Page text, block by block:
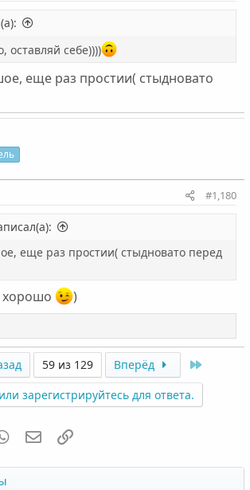
оставляй себе))))
еще раз простии( стыдновато
#1,180
еще раз простии( стыдновато перед
хорошо )
59 из 129 Вперёд Last
зарегистрируйтесь для ответа.
WhatsAppЭлектронная почта